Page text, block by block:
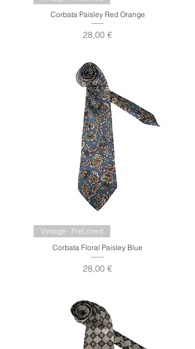
Corbata Paisley Red Orange
Precio
28,00 €
Vintage · PreLoved
Corbata Floral Paisley Blue
Precio
28,00 €